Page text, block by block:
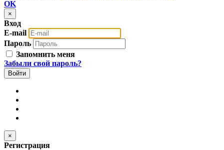
OK
×
Вход
E-mail
Пароль
Запомнить меня
Забыли свой пароль?
×
Регистрация